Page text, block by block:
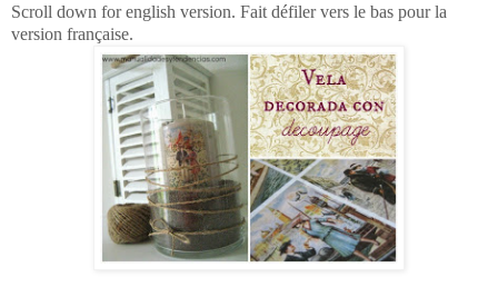
Scroll down for english version. Fait défiler vers le bas pour la
version française.